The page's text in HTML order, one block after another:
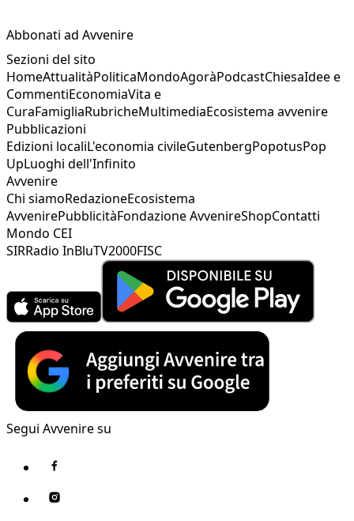
Abbonati ad Avvenire
Sezioni del sito
HomeAttualitàPoliticaMondoAgoràPodcastChiesaIdee e
CommentiEconomiaVita e
CuraFamigliaRubricheMultimediaEcosistema avvenire
Pubblicazioni
Edizioni localiL'economia civileGutenbergPopotusPop
UpLuoghi dell'Infinito
Avvenire
Chi siamoRedazioneEcosistema
AvvenirePubblicitàFondazione AvvenireShopContatti
Mondo CEI
SIRRadio InBluTV2000FISC
Segui Avvenire su